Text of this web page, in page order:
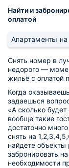
Найти и
оплатой
Апартаменты на
Снять номер в
недорого —
жильё с оплатой
Когда
задаешься
«А сколько
вообще такие
достаточно
снять на
найдете
забронировать
необходимости